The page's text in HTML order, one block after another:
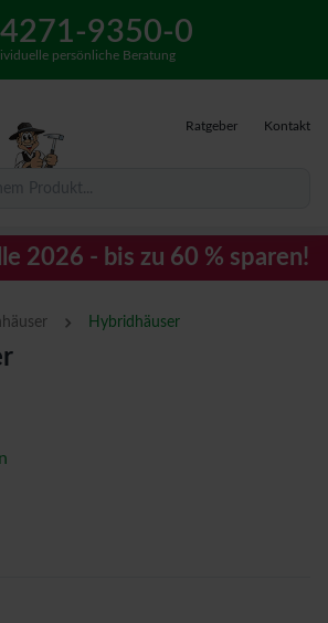
9350-0
persönliche Beratung
Ratgeber Kontakt
Produkt...
2026 - bis zu 60 % sparen!
› Hybridhäuser